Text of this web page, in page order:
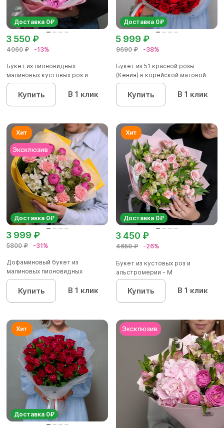
Доставка 0₽
4060 ₽ -13%
3 550 ₽
Букет из пионовидных
малиновых кустовых роз и
альстроме...
Купить В 1 клик
Доставка 0₽
9690 ₽ -38%
5 999 ₽
Букет из 51 красной розы
(Кения) в корейской матовой
уп...
Купить В 1 клик
Доставка 0₽
5800 ₽ -31%
3 999 ₽
Дофаминовый букет из
малиновых пионовидных
кустовых роз...
Купить В 1 клик
Доставка 0₽
4650 ₽ -26%
3 450 ₽
Букет из кустовых роз и
альстромерии - М
Купить В 1 клик
Доставка 0₽